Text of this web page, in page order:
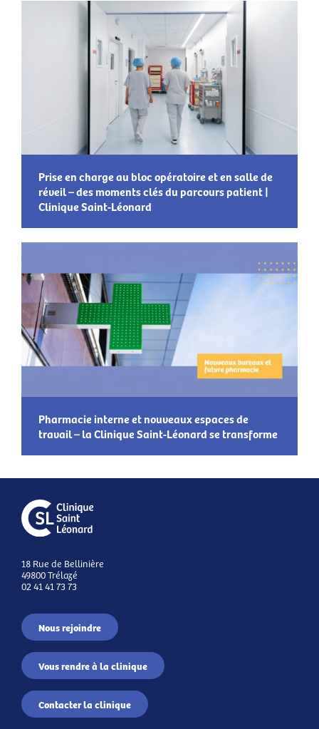
Prise en charge au bloc opératoire et en salle de
réveil – des moments clés du parcours patient |
Clinique Saint-Léonard
Pharmacie interne et nouveaux espaces de
travail – la Clinique Saint-Léonard se transforme
18 Rue de Bellinière
49800 Trélazé
02 41 41 73 73
Nous rejoindre
Vous rendre à la clinique
Contacter la clinique